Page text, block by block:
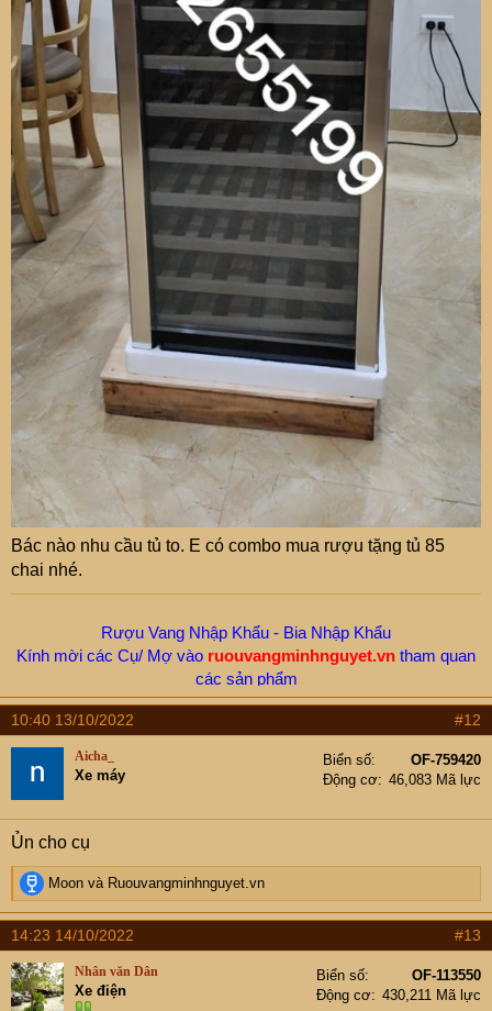
Bác nào nhu cầu tủ to. E có combo mua rượu tặng tủ 85
chai nhé.
Rượu Vang Nhập Khẩu - Bia Nhập Khẩu
Kính mời các Cụ/ Mợ vào ruouvangminhnguyet.vn tham quan
các sản phẩm
Hotline/ Zalo -New.Moon:0912655199
10:40 13/10/2022 #12
Aicha_
Xe máy
Biển số
OF-759420
Động cơ
46,083 Mã lực
Ủn cho cụ
R
e
a
c
t
i
o
Moon và Ruouvangminhnguyet.vn
14:23 14/10/2022 #13
Nhân văn Dân
Xe điện
Biển số
OF-113550
Động cơ
430,211 Mã lực